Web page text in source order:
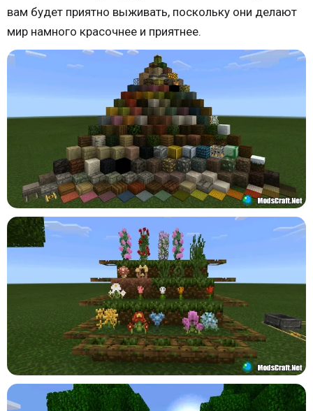
вам будет приятно выживать, поскольку они делают
мир намного красочнее и приятнее.